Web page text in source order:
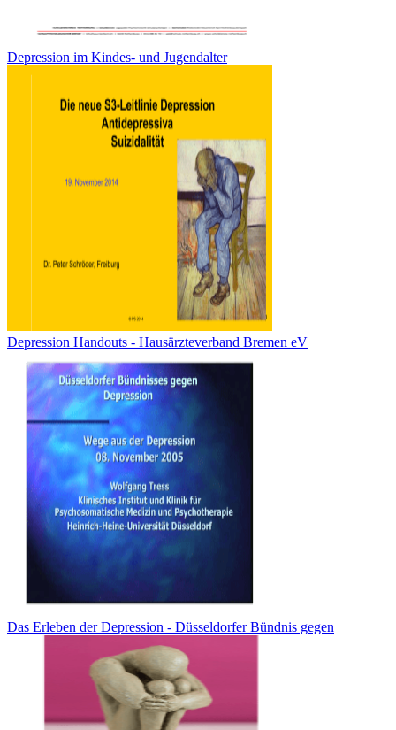
Depression im Kindes- und Jugendalter
Depression Handouts - Hausärzteverband Bremen eV
Das Erleben der Depression - Düsseldorfer Bündnis gegen